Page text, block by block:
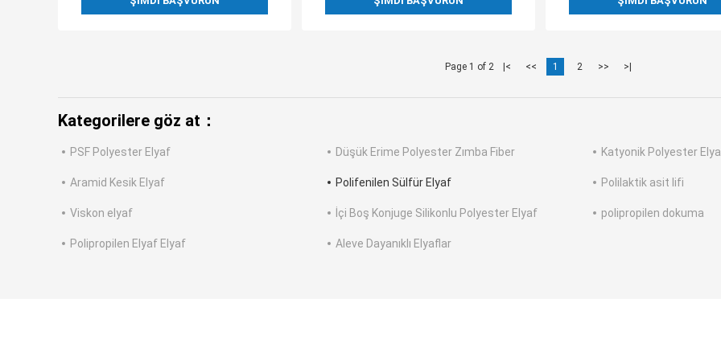
Page 1 of 2 |< << 1 2 >> >|
Kategorilere göz at：
PSF Polyester Elyaf Düşük Erime Polyester Zımba Fiber Katyonik Polyester
Aramid Kesik Elyaf Polifenilen Sülfür Elyaf Polilaktik asit lifi
Viskon elyaf İçi Boş Konjuge Silikonlu Polyester Elyaf polipropilen dokuma
Polipropilen Elyaf Elyaf Aleve Dayanıklı Elyaflar